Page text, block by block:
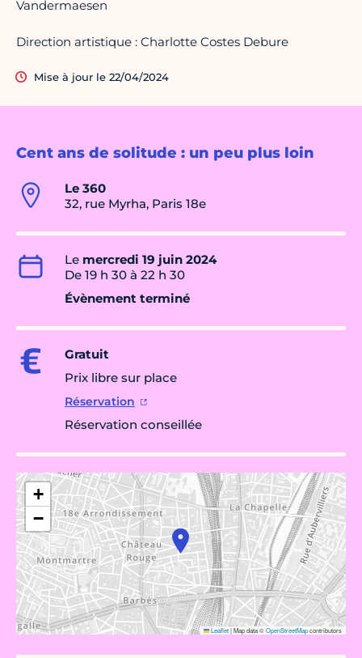
Cent ans de solitude : un peu plus loin
Le 360
32, rue Myrha, Paris 18e
Le mercredi 19 juin 2024
De 19 h 30 à 22 h 30
Évènement terminé
Gratuit
Prix libre sur place
Réservation
Réservation conseillée
+
−
Leaflet|Map data ©OpenStreetMapcontributors
Vandermaesen
Direction artistique : Charlotte Costes Debure
Mise à jour le 22/04/2024